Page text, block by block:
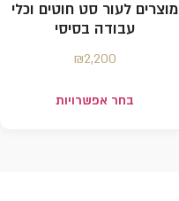
מוצרים לעור סט חוטים וכלי
עבודה בסיסי
₪2,200
בחר אפשרויות